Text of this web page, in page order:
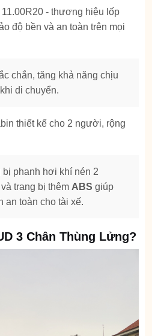
11.00R20 - thương hiệu lốp
độ bền và an toàn trên mọi
chắn, tăng khả năng chịu
di chuyển.
thiết kế cho 2 người, rộng
bị phanh hơi khí nén 2
trang bị thêm ABS giúp
an toàn cho tài xế.
3 Chân Thùng Lửng?